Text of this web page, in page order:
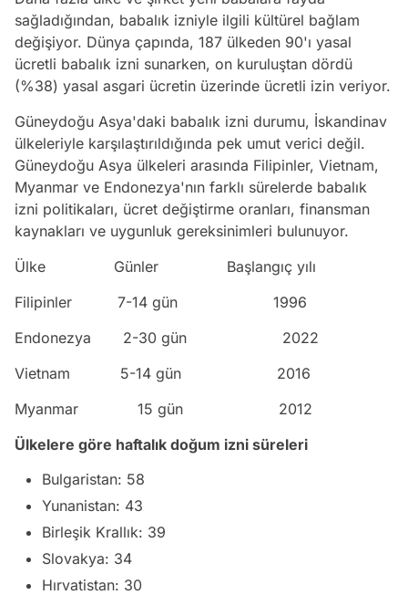
sağladığından, babalık izniyle ilgili kültürel bağlam
değişiyor. Dünya çapında, 187 ülkeden 90'ı yasal
ücretli babalık izni sunarken, on kuruluştan dördü
(%38) yasal asgari ücretin üzerinde ücretli izin veriyor.
Güneydoğu Asya'daki babalık izni durumu, İskandinav
ülkeleriyle karşılaştırıldığında pek umut verici değil.
Güneydoğu Asya ülkeleri arasında Filipinler, Vietnam,
Myanmar ve Endonezya'nın farklı sürelerde babalık
izni politikaları, ücret değiştirme oranları, finansman
kaynakları ve uygunluk gereksinimleri bulunuyor.
Ülke Günler Başlangıç yılı
Filipinler 7-14 gün 1996
Endonezya 2-30 gün 2022
Vietnam 5-14 gün 2016
Myanmar 15 gün 2012
Ülkelere göre haftalık doğum izni süreleri
Bulgaristan: 58
Yunanistan: 43
Birleşik Krallık: 39
Slovakya: 34
Hırvatistan: 30